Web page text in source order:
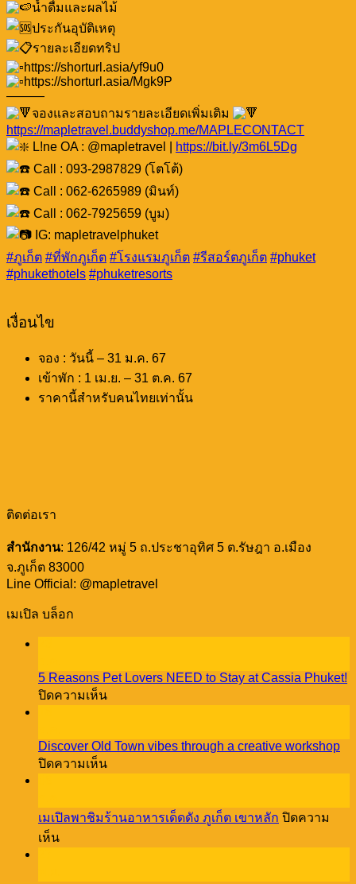
น้ำดื่มและผลไม้
ประกันอุบัติเหตุ
รายละเอียดทริป
https://shorturl.asia/yf9u0
https://shorturl.asia/Mgk9P
———
จองและสอบถามรายละเอียดเพิ่มเติม
https://mapletravel.buddyshop.me/MAPLECONTACT
L!ne OA : @mapletravel |
https://bit.ly/3m6L5Dg
Call : 093-2987829 (โตโต้)
Call : 062-6265989 (มินท์)
Call : 062-7925659 (บูม)
IG: mapletravelphuket
#ภูเก็ต #ที่พักภูเก็ต #โรงแรมภูเก็ต #รีสอร์ตภูเก็ต #phuket
#phukethotels #phuketresorts
เงื่อนไข
จอง : วันนี้ – 31 ม.ค. 67
เข้าพัก : 1 เม.ย. – 31 ต.ค. 67
ราคานี้สำหรับคนไทยเท่านั้น
ติดต่อเรา
สำนักงาน: 126/42 หมู่ 5 ถ.ประชาอุทิศ 5 ต.รัษฎา อ.เมือง
จ.ภูเก็ต 83000
Line Official: @mapletravel
เมเปิล บล็อก
5 Reasons Pet Lovers NEED to Stay at Cassia Phuket!
ปิดความเห็นบน
Pet
Lovers
NEED
at
Cassia
Discover Old Town vibes through a creative workshop
ปิดความเห็นบน
Town
vibes
เมเปิลพาชิมร้านอาหารเด็ดดัง ภูเก็ต เขาหลัก ปิดความ
เห็นบน